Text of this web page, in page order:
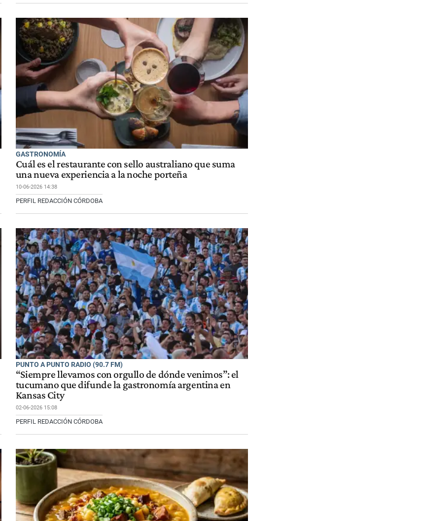
GASTRONOMÍA
Cuál es el restaurante con sello australiano que suma
una nueva experiencia a la noche porteña
10-06-2026 14:38
PERFIL REDACCIÓN CÓRDOBA
PUNTO A PUNTO RADIO (90.7 FM)
“Siempre llevamos con orgullo de dónde venimos”: el
tucumano que difunde la gastronomía argentina en
Kansas City
02-06-2026 15:08
PERFIL REDACCIÓN CÓRDOBA